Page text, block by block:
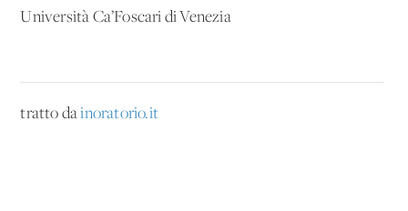
Università Ca’Foscari di Venezia
tratto dainoratorio.it